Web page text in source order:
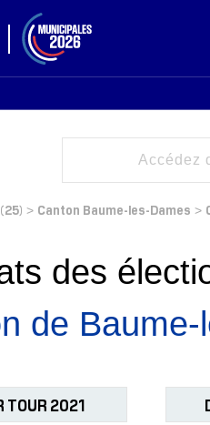
> Canton Baume-les-Dames >
des
de
TOUR 2021